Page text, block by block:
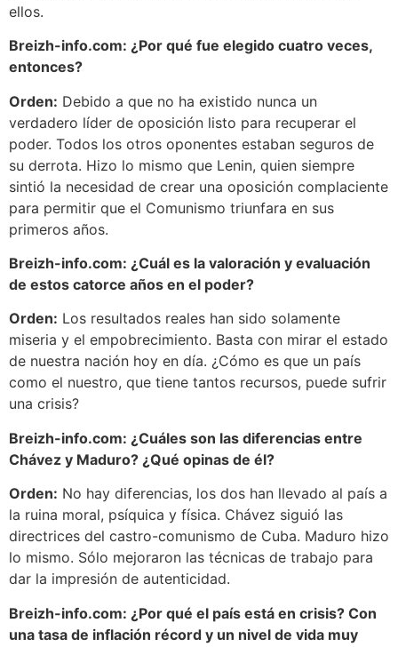
ellos.
Breizh-info.com: ¿Por qué fue elegido cuatro veces,
entonces?
Orden: Debido a que no ha existido nunca un
verdadero líder de oposición listo para recuperar el
poder. Todos los otros oponentes estaban seguros de
su derrota. Hizo lo mismo que Lenin, quien siempre
sintió la necesidad de crear una oposición complaciente
para permitir que el Comunismo triunfara en sus
primeros años.
Breizh-info.com: ¿Cuál es la valoración y evaluación
de estos catorce años en el poder?
Orden: Los resultados reales han sido solamente
miseria y el empobrecimiento. Basta con mirar el estado
de nuestra nación hoy en día. ¿Cómo es que un país
como el nuestro, que tiene tantos recursos, puede sufrir
una crisis?
Breizh-info.com: ¿Cuáles son las diferencias entre
Chávez y Maduro? ¿Qué opinas de él?
Orden: No hay diferencias, los dos han llevado al país a
la ruina moral, psíquica y física. Chávez siguió las
directrices del castro-comunismo de Cuba. Maduro hizo
lo mismo. Sólo mejoraron las técnicas de trabajo para
dar la impresión de autenticidad.
Breizh-info.com: ¿Por qué el país está en crisis? Con
una tasa de inflación récord y un nivel de vida muy